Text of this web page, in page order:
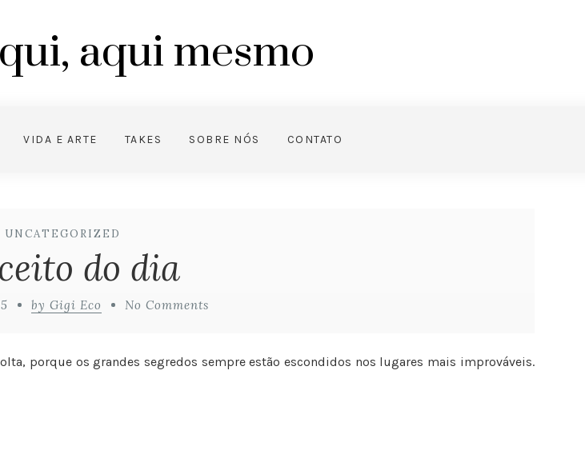
aqui mesmo
VIDA E ARTE TAKES SOBRE NÓS CONTATO
UNCATEGORIZED
do dia
by Gigi Eco No Comments
porque os grandes segredos sempre estão escondidos nos lugares mais improváveis.